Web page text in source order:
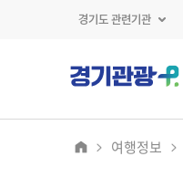
경기도 관련기관
여행정보